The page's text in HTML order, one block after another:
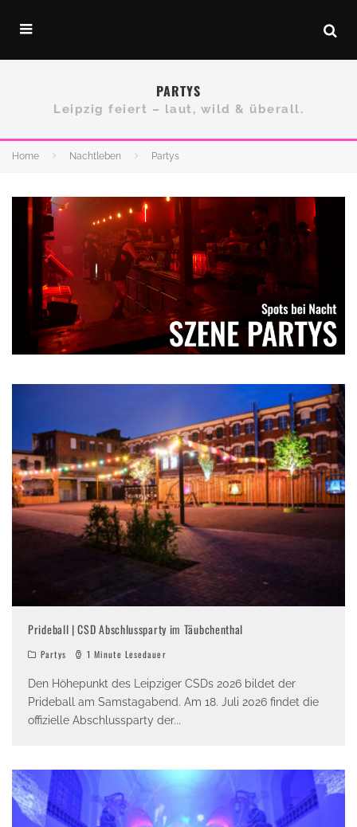
PARTYS
Leipzig feiert – laut, wild & überall.
Home Nachtleben Partys
Prideball | CSD Abschlussparty im Täubchenthal
Partys 1 Minute Lesedauer
Den Höhepunkt des Leipziger CSDs 2026 bildet der
Prideball am Samstagabend. Am 18. Juli 2026 findet die
offizielle Abschlussparty der...